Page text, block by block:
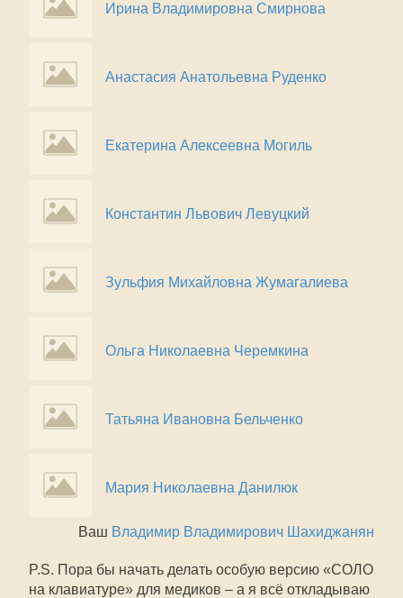
Ирина Владимировна Смирнова
Анастасия Анатольевна Руденко
Екатерина Алексеевна Могиль
Константин Львович Левуцкий
Зульфия Михайловна Жумагалиева
Ольга Николаевна Черемкина
Татьяна Ивановна Бельченко
Мария Николаевна Данилюк
Ваш Владимир Владимирович Шахиджанян
P.S. Пора бы начать делать особую версию «СОЛО
на клавиатуре» для медиков – а я всё откладываю